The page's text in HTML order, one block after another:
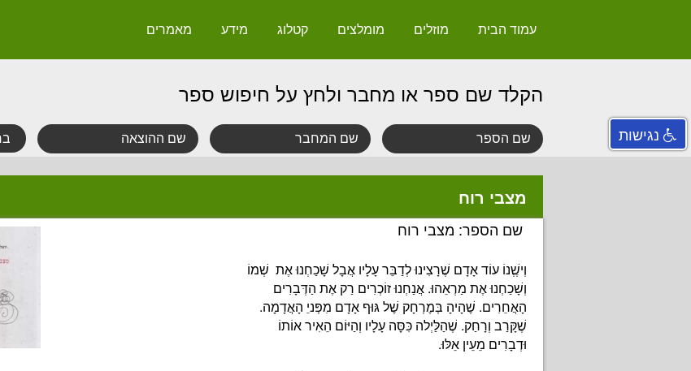
עמוד הבית מוזלים מומלצים קטלוג מידע מאמרים
הקלד שם ספר או מחבר ולחץ על חיפוש ספר
מצבי רוח
שם הספר: מצבי רוח
וְישְֶׁנוֹ עוֹד אָדָם שֶׁרָצִינוּ לְדַבֵּר עָלָיו אֲבָל שָׁכַחְנוּ אֶת שְׁמוֹ
וְשָׁכַחְנוּ אֶת מַרְאֵהוּ. אֲנַחְנוּ זוֹכְרִים רַק אֶת הַדְּבָרִים
הָאֲחֵרִים. שֶׁהָיהָ בְּמֶרְחָק שֶׁל גּוּף אָדָם מִפְּניֵ הָאֲדָמָה.
שֶׁקָּרַב וְרָחַק. שֶׁהַלַּיְלה כִּסָּה עָלָיו וְהַיּוֹם הֵאִיר אוֹתוֹ
וּדְבָרִים מֵעֵין אֵלּוּ.
נגישות